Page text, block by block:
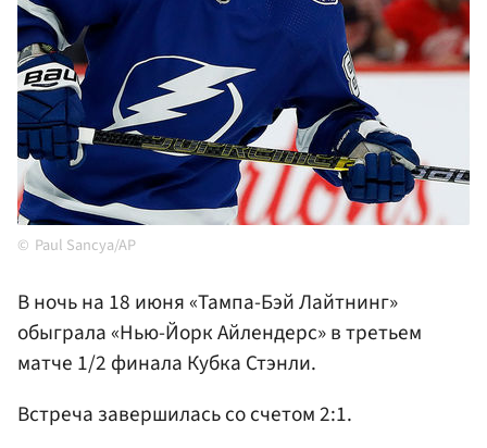
Paul Sancya/AP
В ночь на 18 июня «Тампа-Бэй Лайтнинг»
обыграла «Нью-Йорк Айлендерс» в третьем
матче 1/2 финала Кубка Стэнли.
Встреча завершилась со счетом 2:1.